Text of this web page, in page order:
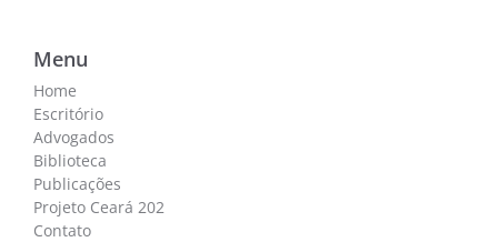
Menu
Home
Escritório
Advogados
Biblioteca
Publicações
Projeto Ceará 202
Contato